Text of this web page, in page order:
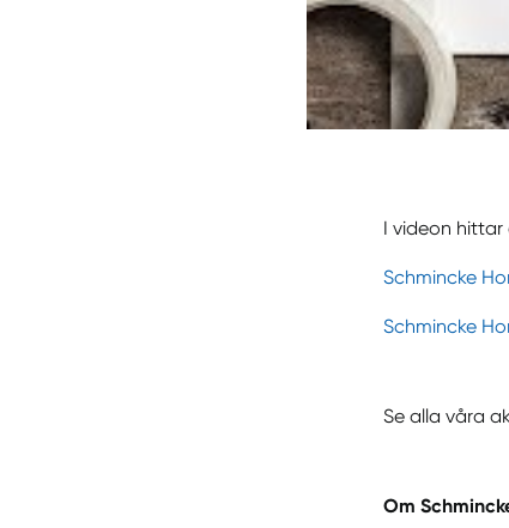
I videon
Schmincke
Schmincke
Se alla våra
Om